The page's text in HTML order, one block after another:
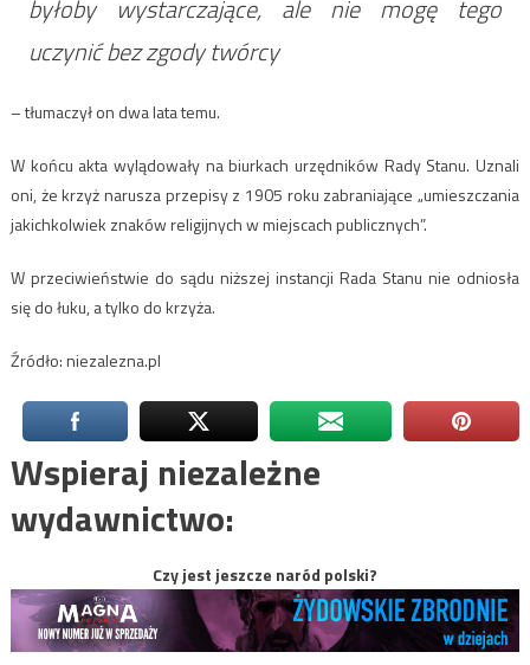
byłoby wystarczające, ale nie mogę tego
uczynić bez zgody twórcy
– tłumaczył on dwa lata temu.
W końcu akta wylądowały na biurkach urzędników Rady Stanu. Uznali
oni, że krzyż narusza przepisy z 1905 roku zabraniające „umieszczania
jakichkolwiek znaków religijnych w miejscach publicznych”.
W przeciwieństwie do sądu niższej instancji Rada Stanu nie odniosła
się do łuku, a tylko do krzyża.
Źródło: niezalezna.pl
Wspieraj niezależne
wydawnictwo:
Czy jest jeszcze naród polski?